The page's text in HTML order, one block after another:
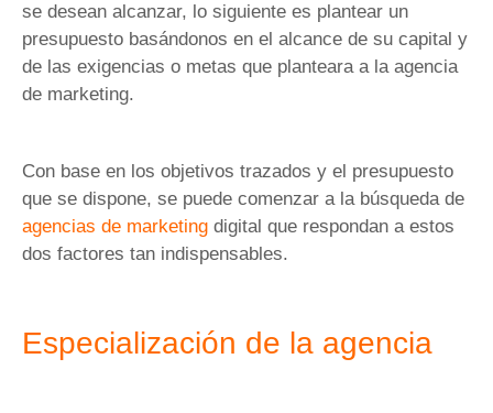
se desean alcanzar, lo siguiente es plantear un
presupuesto basándonos en el alcance de su capital y
de las exigencias o metas que planteara a la agencia
de marketing.
Con base en los objetivos trazados y el presupuesto
que se dispone, se puede comenzar a la búsqueda de
agencias de marketing digital que respondan a estos
dos factores tan indispensables.
Especialización de la agencia